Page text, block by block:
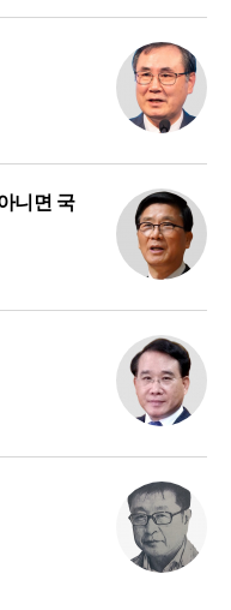
니면 국